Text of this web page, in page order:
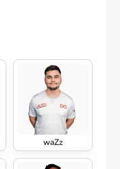
waZz